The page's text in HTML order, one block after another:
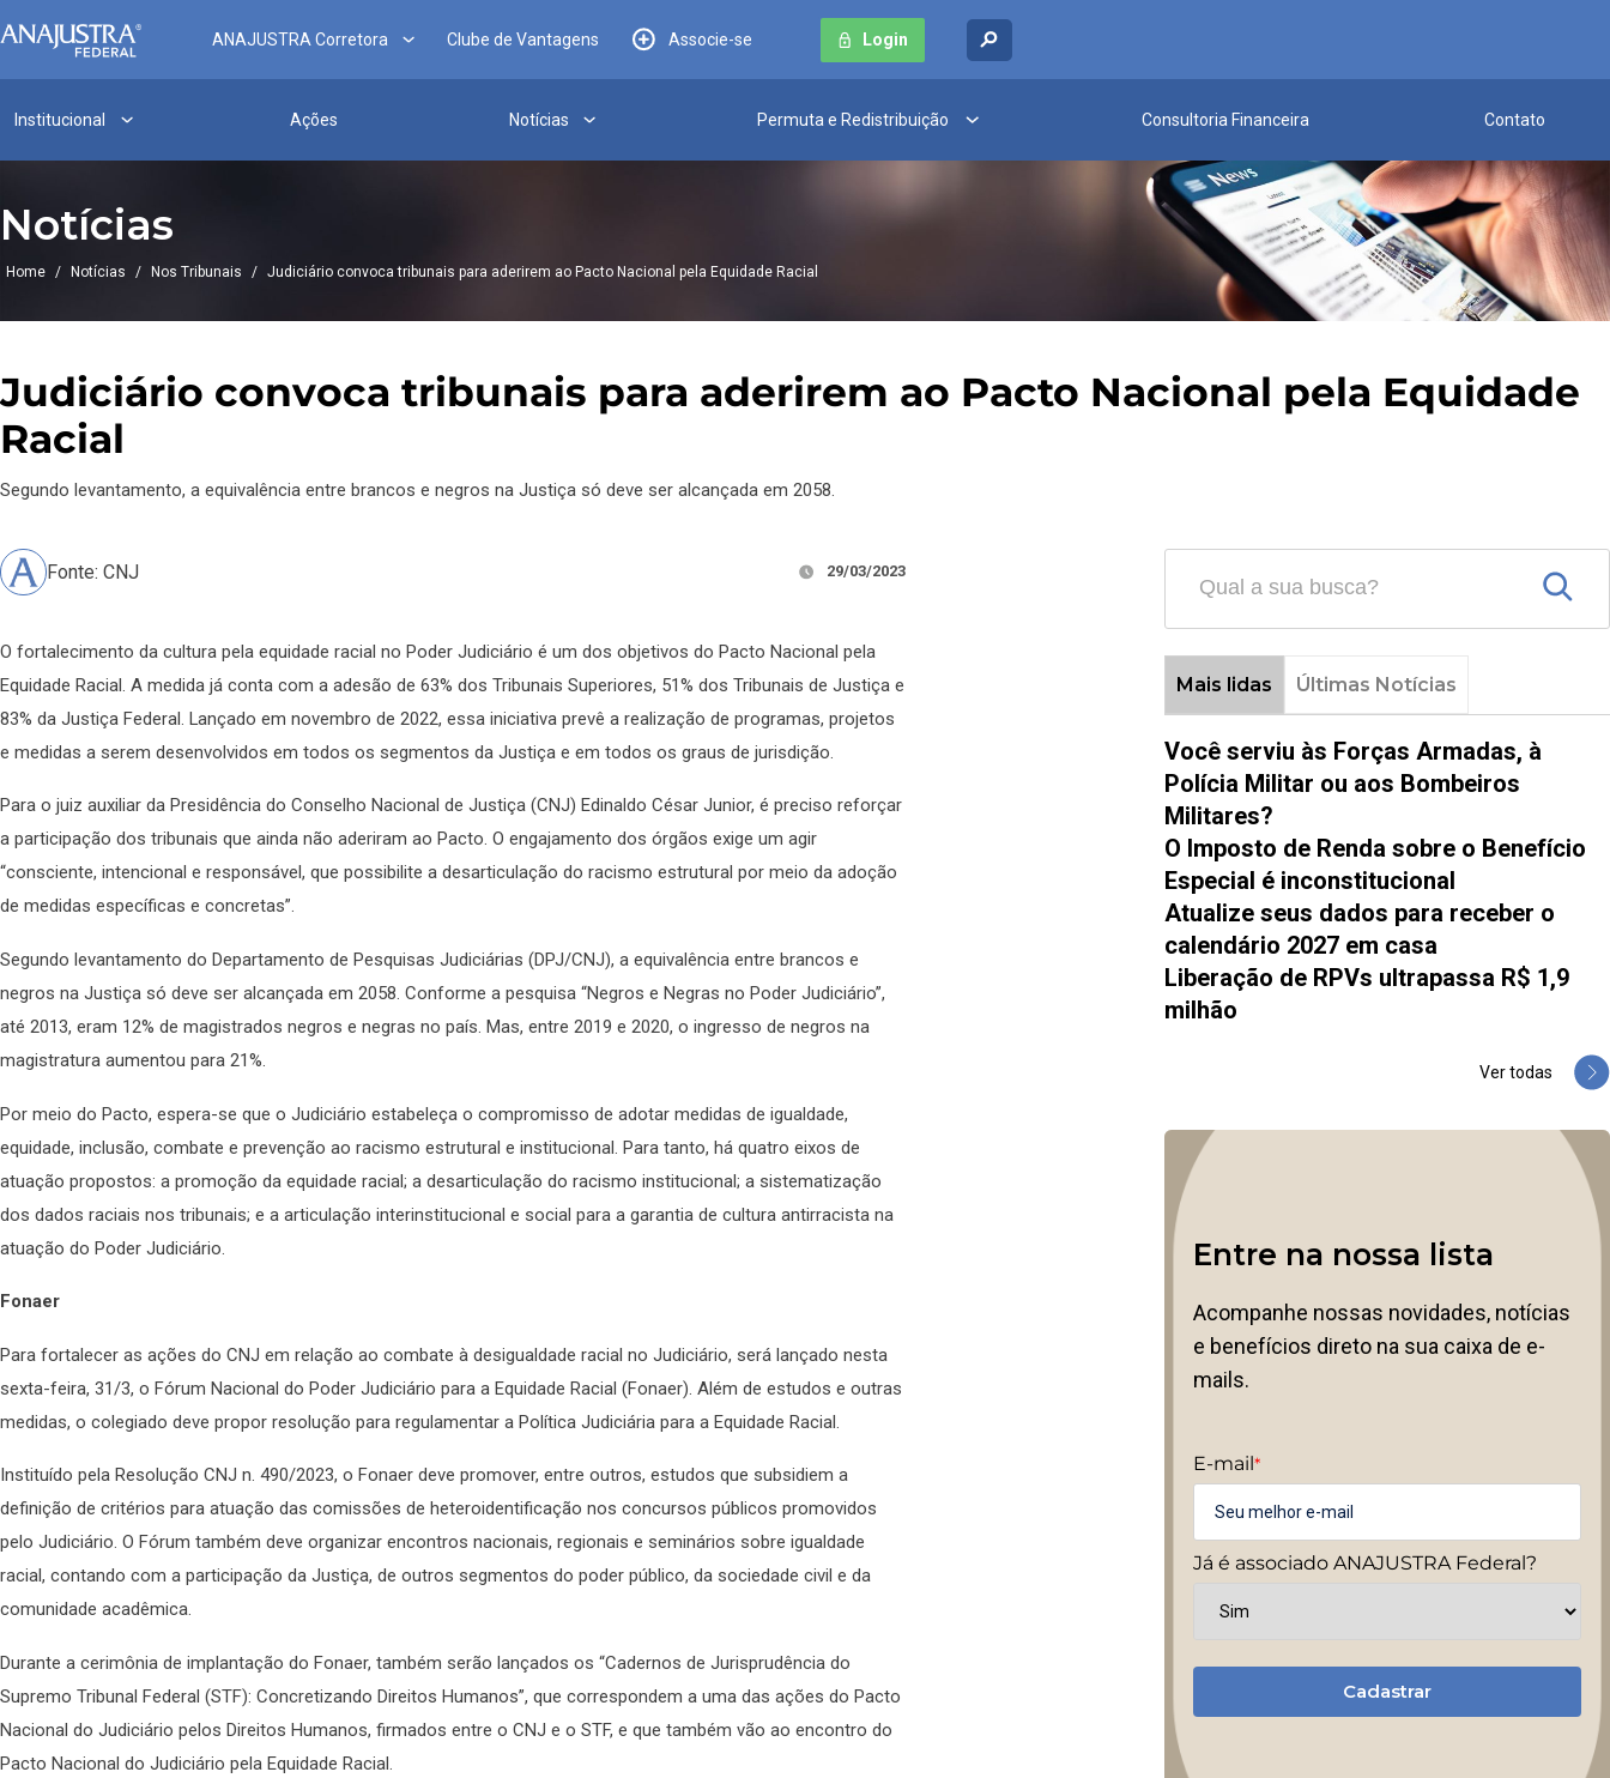
ANAJUSTRA Corretora Clube de Vantagens Associe-se Login
Institucional Ações Notícias Permuta e Redistribuição Consultoria Financeira Contato
Notícias
Home / Notícias / Nos Tribunais / Judiciário convoca tribunais para aderirem ao Pacto Nacional pela Equidade Racial
Judiciário convoca tribunais para aderirem ao Pacto Nacional pela Equidade
Racial
Segundo levantamento, a equivalência entre brancos e negros na Justiça só deve ser alcançada em 2058.
Fonte: CNJ 29/03/2023
O fortalecimento da cultura pela equidade racial no Poder Judiciário é um dos objetivos do Pacto Nacional pela
Equidade Racial. A medida já conta com a adesão de 63% dos Tribunais Superiores, 51% dos Tribunais de Justiça e
83% da Justiça Federal. Lançado em novembro de 2022, essa iniciativa prevê a realização de programas, projetos
e medidas a serem desenvolvidos em todos os segmentos da Justiça e em todos os graus de jurisdição.
Para o juiz auxiliar da Presidência do Conselho Nacional de Justiça (CNJ) Edinaldo César Junior, é preciso reforçar
a participação dos tribunais que ainda não aderiram ao Pacto. O engajamento dos órgãos exige um agir
“consciente, intencional e responsável, que possibilite a desarticulação do racismo estrutural por meio da adoção
de medidas específicas e concretas”.
Segundo levantamento do Departamento de Pesquisas Judiciárias (DPJ/CNJ), a equivalência entre brancos e
negros na Justiça só deve ser alcançada em 2058. Conforme a pesquisa “Negros e Negras no Poder Judiciário”,
até 2013, eram 12% de magistrados negros e negras no país. Mas, entre 2019 e 2020, o ingresso de negros na
magistratura aumentou para 21%.
Por meio do Pacto, espera-se que o Judiciário estabeleça o compromisso de adotar medidas de igualdade,
equidade, inclusão, combate e prevenção ao racismo estrutural e institucional. Para tanto, há quatro eixos de
atuação propostos: a promoção da equidade racial; a desarticulação do racismo institucional; a sistematização
dos dados raciais nos tribunais; e a articulação interinstitucional e social para a garantia de cultura antirracista na
atuação do Poder Judiciário.
Fonaer
Para fortalecer as ações do CNJ em relação ao combate à desigualdade racial no Judiciário, será lançado nesta
sexta-feira, 31/3, o Fórum Nacional do Poder Judiciário para a Equidade Racial (Fonaer). Além de estudos e outras
medidas, o colegiado deve propor resolução para regulamentar a Política Judiciária para a Equidade Racial.
Instituído pela Resolução CNJ n. 490/2023, o Fonaer deve promover, entre outros, estudos que subsidiem a
definição de critérios para atuação das comissões de heteroidentificação nos concursos públicos promovidos
pelo Judiciário. O Fórum também deve organizar encontros nacionais, regionais e seminários sobre igualdade
racial, contando com a participação da Justiça, de outros segmentos do poder público, da sociedade civil e da
comunidade acadêmica.
Durante a cerimônia de implantação do Fonaer, também serão lançados os “Cadernos de Jurisprudência do
Supremo Tribunal Federal (STF): Concretizando Direitos Humanos”, que correspondem a uma das ações do Pacto
Nacional do Judiciário pelos Direitos Humanos, firmados entre o CNJ e o STF, e que também vão ao encontro do
Pacto Nacional do Judiciário pela Equidade Racial.
Mais lidas Últimas Notícias
Você serviu às Forças Armadas, à
Polícia Militar ou aos Bombeiros
Militares?
O Imposto de Renda sobre o Benefício
Especial é inconstitucional
Atualize seus dados para receber o
calendário 2027 em casa
Liberação de RPVs ultrapassa R$ 1,9
milhão
Ver todas
Entre na nossa lista
Acompanhe nossas novidades, notícias
e benefícios direto na sua caixa de e-
mails.
E-mail *
Já é associado ANAJUSTRA Federal?
Cadastrar